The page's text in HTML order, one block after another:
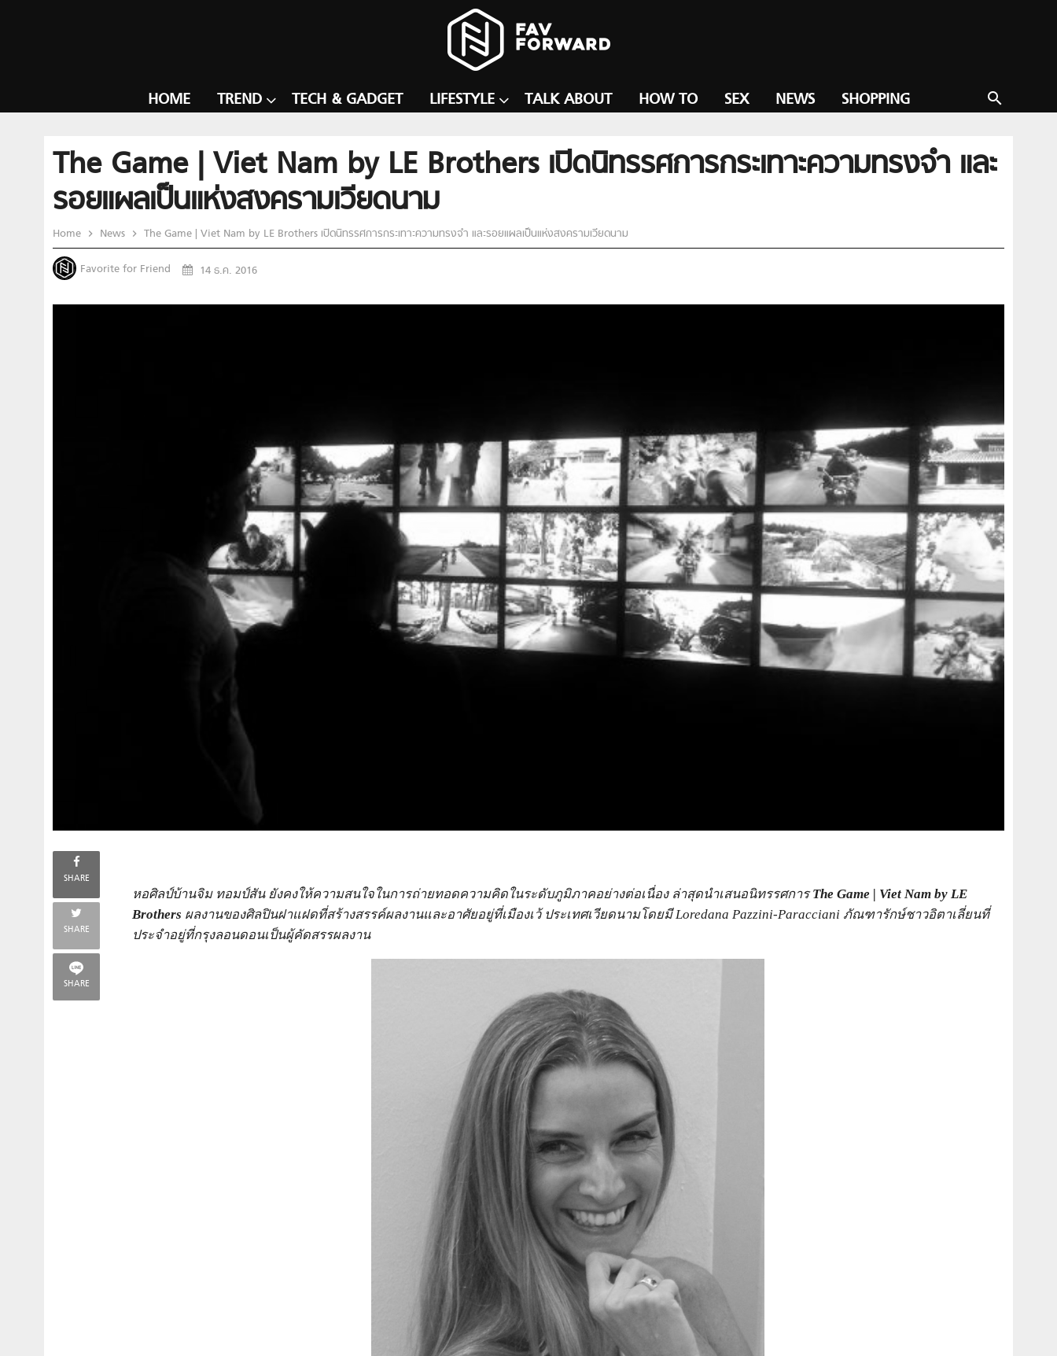
search
HOME TREND TECH & GADGET LIFESTYLE TALK ABOUT HOW TO SEX NEWS SHOPPING
The Game | Viet Nam by LE Brothers เปิดนิทรรศการกระเทาะความทรงจำ และ
รอยแผลเป็นแห่งสงครามเวียดนาม
Home News The Game | Viet Nam by LE Brothers เปิดนิทรรศการกระเทาะความทรงจำ และรอยแผลเป็นแห่งสงครามเวียดนาม
Favorite for Friend 14 ธ.ค. 2016
SHARE
SHARE
SHARE
หอศิลป์บ้านจิม ทอมป์สัน ยังคงให้ความสนใจในการถ่ายทอดความคิดในระดับภูมิภาคอย่างต่อเนื่อง ล่าสุดนำเสนอนิทรรศการThe Game | Viet Nam by LE
Brothers ผลงานของศิลปินฝาแฝดที่สร้างสรรค์ผลงานและอาศัยอยู่ที่เมืองเว้ ประเทศเวียดนามโดยมี Loredana Pazzini-Paracciani ภัณฑารักษ์ชาวอิตาเลี่ยนที่
ประจำอยู่ที่กรุงลอนดอนเป็นผู้คัดสรรผลงาน